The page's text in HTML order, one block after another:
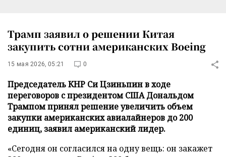
Трамп заявил о решении Китая
закупить сотни американских Boeing
15 мая 2026, 05:21 0
Председатель КНР Си Цзиньпин в ходе
переговоров с президентом США Дональдом
Трампом принял решение увеличить объем
закупки американских авиалайнеров до 200
единиц, заявил американский лидер.
«Сегодня он согласился на одну вещь: он закажет